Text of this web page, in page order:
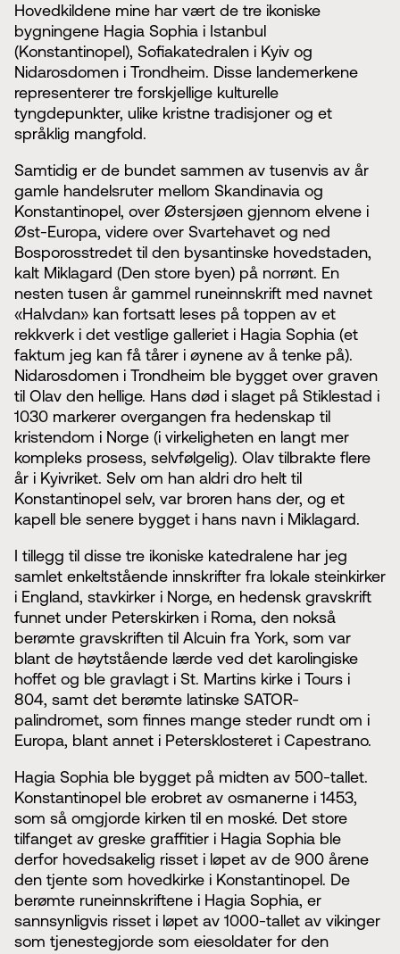
Hovedkildene mine har vært de tre ikoniske
bygningene Hagia Sophia i Istanbul
(Konstantinopel), Sofiakatedralen i Kyiv og
Nidarosdomen i Trondheim. Disse landemerkene
representerer tre forskjellige kulturelle
tyngdepunkter, ulike kristne tradisjoner og et
språklig mangfold.
Samtidig er de bundet sammen av tusenvis av år
gamle handelsruter mellom Skandinavia og
Konstantinopel, over Østersjøen gjennom elvene i
Øst-Europa, videre over Svartehavet og ned
Bosporosstredet til den bysantinske hovedstaden,
kalt Miklagard (Den store byen) på norrønt. En
nesten tusen år gammel runeinnskrift med navnet
«Halvdan» kan fortsatt leses på toppen av et
rekkverk i det vestlige galleriet i Hagia Sophia (et
faktum jeg kan få tårer i øynene av å tenke på).
Nidarosdomen i Trondheim ble bygget over graven
til Olav den hellige. Hans død i slaget på Stiklestad i
1030 markerer overgangen fra hedenskap til
kristendom i Norge (i virkeligheten en langt mer
kompleks prosess, selvfølgelig). Olav tilbrakte flere
år i Kyivriket. Selv om han aldri dro helt til
Konstantinopel selv, var broren hans der, og et
kapell ble senere bygget i hans navn i Miklagard.
I tillegg til disse tre ikoniske katedralene har jeg
samlet enkeltstående innskrifter fra lokale steinkirker
i England, stavkirker i Norge, en hedensk gravskrift
funnet under Peterskirken i Roma, den nokså
berømte gravskriften til Alcuin fra York, som var
blant de høytstående lærde ved det karolingiske
hoffet og ble gravlagt i St. Martins kirke i Tours i
804, samt det berømte latinske SATOR-
palindromet, som finnes mange steder rundt om i
Europa, blant annet i Petersklosteret i Capestrano.
Hagia Sophia ble bygget på midten av 500-tallet.
Konstantinopel ble erobret av osmanerne i 1453,
som så omgjorde kirken til en moské. Det store
tilfanget av greske graffitier i Hagia Sophia ble
derfor hovedsakelig risset i løpet av de 900 årene
den tjente som hovedkirke i Konstantinopel. De
berømte runeinnskriftene i Hagia Sophia, er
sannsynligvis risset i løpet av 1000-tallet av vikinger
som tjenestegjorde som eiesoldater for den